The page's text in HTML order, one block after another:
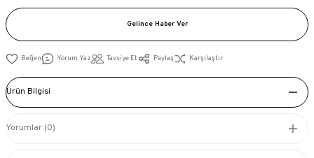
Gelince Haber Ver
Yorum Yaz Tavsiye Et Paylaş Karşılaştır
Ürün Bilgisi
Yorumlar (0)